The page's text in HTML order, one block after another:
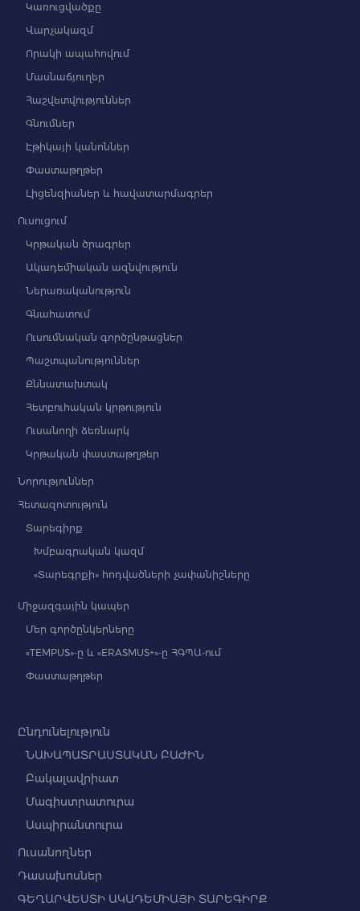
Կառուցվածքը
Վարչակազմ
Որակի ապահովում
Մասնաճյուղեր
Հաշվետվություններ
Գնումներ
Էթիկայի կանոններ
Փաստաթղթեր
Լիցենզիաներ և հավատարմագրեր
Ուսուցում
Կրթական ծրագրեր
Ակադեմիական ազնվություն
Ներառականություն
Գնահատում
Ուսումնական գործընթացներ
Պաշտպանություններ
Քննատախտակ
Հետբուհական կրթություն
Ուսանողի ձեռնարկ
Կրթական փաստաթղթեր
Նորություններ
Հետազոտություն
Տարեգիրք
Խմբագրական կազմ
«Տարեգրքի» հոդվածների չափանիշները
Միջազգային կապեր
Մեր գործընկերները
«TEMPUS»-ը և «ERASMUS+»-ը ՀԳՊԱ-ում
Փաստաթղթեր
Ընդունելություն
ՆԱԽԱՊԱՏՐԱՍՏԱԿԱՆ ԲԱԺԻՆ
Բակալավրիատ
Մագիստրատուրա
Ասպիրանտուրա
Ուսանողներ
Դասախոսներ
ԳԵՂԱՐՎԵՍՏԻ ԱԿԱԴԵՄԻԱՅԻ ՏԱՐԵԳԻՐՔ